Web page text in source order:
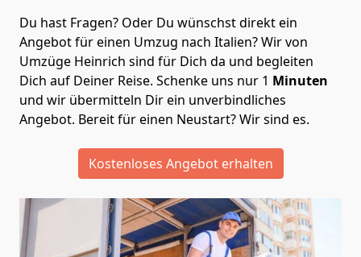
Du hast Fragen? Oder Du wünschst direkt ein
Angebot für einen Umzug nach Italien? Wir von
Umzüge Heinrich sind für Dich da und begleiten
Dich auf Deiner Reise. Schenke uns nur 1 Minuten
und wir übermitteln Dir ein unverbindliches
Angebot. Bereit für einen Neustart? Wir sind es.
Kostenloses Angebot erhalten